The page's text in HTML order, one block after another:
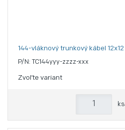
144-vláknový trunkový kábel 12x12
P/N: TC144yyy-zzzz-xxx
Zvoľte variant
ks